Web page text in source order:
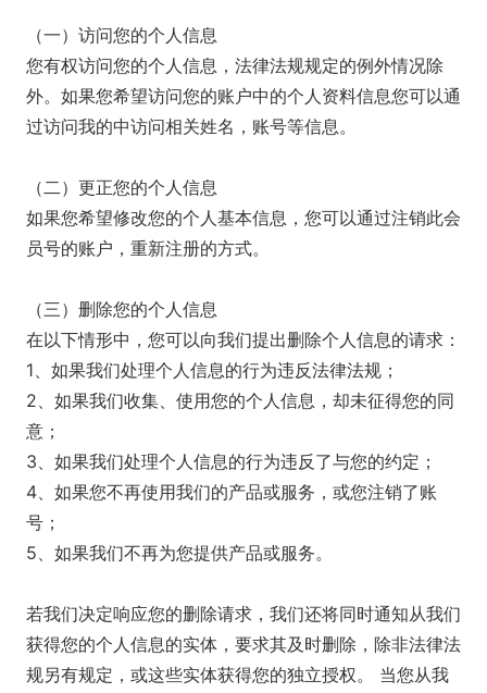
（一）访问您的个人信息
您有权访问您的个人信息，法律法规规定的例外情况除
外。如果您希望访问您的账户中的个人资料信息您可以通
过访问我的中访问相关姓名，账号等信息。
（二）更正您的个人信息
如果您希望修改您的个人基本信息，您可以通过注销此会
员号的账户，重新注册的方式。
（三）删除您的个人信息
在以下情形中，您可以向我们提出删除个人信息的请求：
1、如果我们处理个人信息的行为违反法律法规；
2、如果我们收集、使用您的个人信息，却未征得您的同
意；
3、如果我们处理个人信息的行为违反了与您的约定；
4、如果您不再使用我们的产品或服务，或您注销了账
号；
5、如果我们不再为您提供产品或服务。
若我们决定响应您的删除请求，我们还将同时通知从我们
获得您的个人信息的实体，要求其及时删除，除非法律法
规另有规定，或这些实体获得您的独立授权。 当您从我